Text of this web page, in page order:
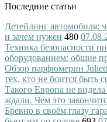
Последние статьи
Детейлинг автомобиля:
и зачем нужен 480
Техника безопасности
оборудованием: общие
Обзор парфюмерии
тех, кто не боится быть
Такого Европа не
ждали. Чем это
Бревно в своём глазу